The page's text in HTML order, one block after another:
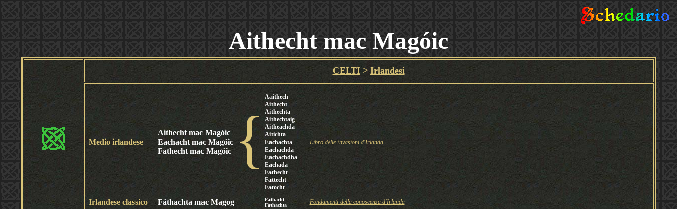
Aithecht mac Magóic
CELTI> Irlandesi
{
Medio irlandese
Aithecht mac Magóic
Eachacht mac Magóic
Fathecht mac Magóic
Aaithech
Aithecht
Aithechta
Aithechtaig
Aitheachda
Aitichta
Eachachta
Eachachda
Eachachdha
Eachada
Fathecht
Fattecht
Fatocht
Libro delle invasioni d'Irlanda
Irlandese classico Fáthachta mac Magog
Fathacht
Fáthachta
→ Fondamenti della conoscenza d'Irlanda